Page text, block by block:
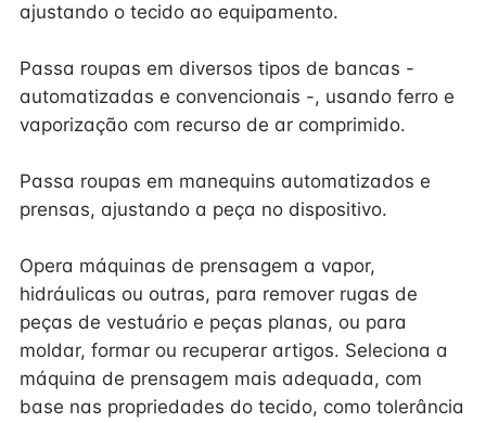
ajustando o tecido ao equipamento.
Passa roupas em diversos tipos de bancas -
automatizadas e convencionais -, usando ferro e
vaporização com recurso de ar comprimido.
Passa roupas em manequins automatizados e
prensas, ajustando a peça no dispositivo.
Opera máquinas de prensagem a vapor,
hidráulicas ou outras, para remover rugas de
peças de vestuário e peças planas, ou para
moldar, formar ou recuperar artigos. Seleciona a
máquina de prensagem mais adequada, com
base nas propriedades do tecido, como tolerância